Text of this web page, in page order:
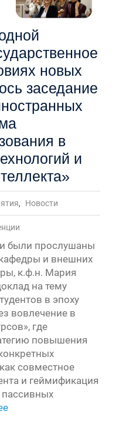
новых
заседание
в
и
, Новости
были прослушаны
и внешних
к.ф.н. Мария
на тему
в эпоху
вовлечение в
где
повышения
совместное
и геймификация